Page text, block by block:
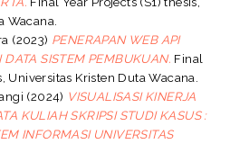
Wacana.
(2023) PENERAPAN WEB API
DATA SISTEM PEMBUKUAN. Final
Universitas Kristen Duta Wacana.
(2024) VISUALISASI KINERJA
KULIAH SKRIPSI STUDI KASUS :
INFORMASI UNIVERSITAS